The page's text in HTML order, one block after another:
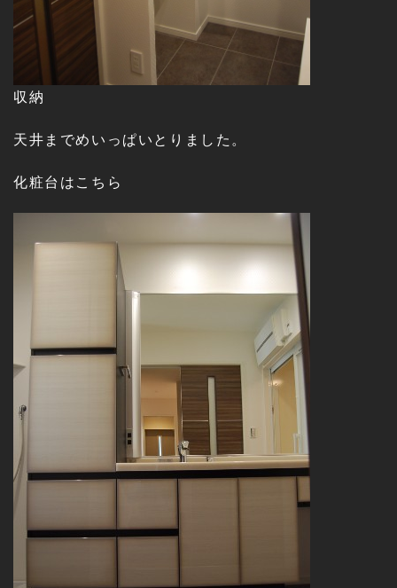
収納
天井までめいっぱいとりました。
化粧台はこちら